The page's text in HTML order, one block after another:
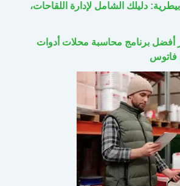
دليلك الشامل لإدارة اللقاحات،
أفضل برنامج محاسبة محلات أدوات
فاتوس